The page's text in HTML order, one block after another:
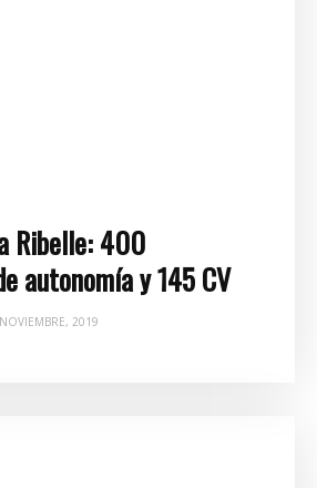
Ribelle: 400
autonomía y 145 CV
2019